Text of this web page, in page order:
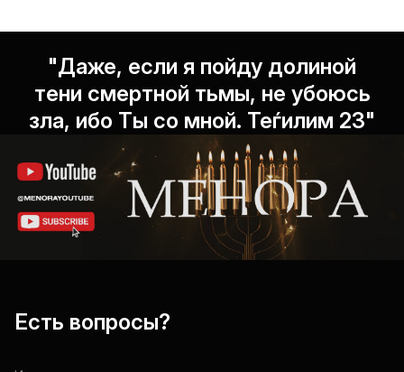
"Даже, если я пойду долиной
тени смертной тьмы, не убоюсь
зла, ибо Ты со мной. Теѓилим 23"
Есть вопросы?